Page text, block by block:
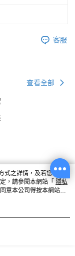
客服
查看全部
之詳情，及若您不希
，請參閱本網站「 隱私
意本公司得按本網站使